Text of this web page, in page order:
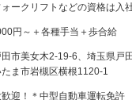
ークリフトなどの資格は入
円～＋各種手当＋歩合給
市美女木2-19-6、埼玉県戸
ま市岩槻区横根1120-1
歓迎！＊中型自動車運転免